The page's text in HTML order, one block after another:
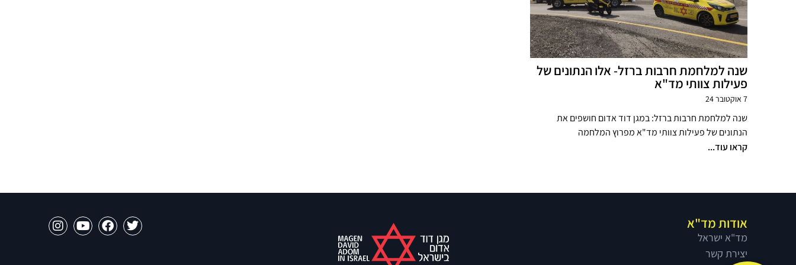
שנה למלחמת חרבות ברזל- אלו הנתונים של
פעילות צוותי מד"א
7 אוקטובר 24
שנה למלחמת חרבות ברזל: במגן דוד אדום חושפים את
הנתונים של פעילות צוותי מד"א מפרוץ המלחמה
קראו עוד...
אודות מד"א
מד"א ישראל
יצירת קשר